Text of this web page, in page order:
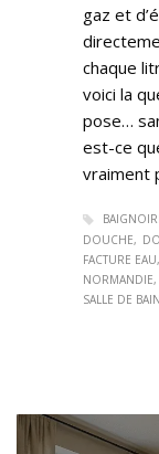
gaz et
chaque
voici la
pose…
est-ce
vraiment
DOUCHE
FACTURE EAU
NORMANDIE
SALLE DE